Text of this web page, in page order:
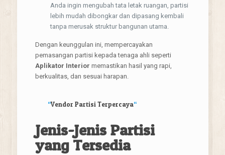
Anda ingin mengubah tata letak ruangan, partisi
lebih mudah dibongkar dan dipasang kembali
tanpa merusak struktur bangunan utama.
Dengan keunggulan ini, mempercayakan
pemasangan partisi kepada tenaga ahli seperti
Aplikator Interior memastikan hasil yang rapi,
berkualitas, dan sesuai harapan.
“Vendor Partisi Terpercaya“
Jenis-Jenis Partisi
yang Tersedia